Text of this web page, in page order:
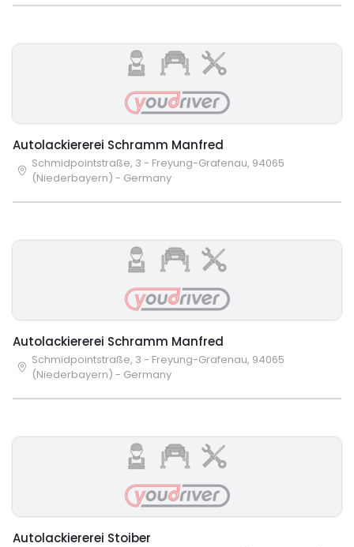
Autolackiererei Schramm Manfred
Schmidpointstraße, 3 - Freyung-Grafenau, 94065
(Niederbayern) - Germany
Autolackiererei Schramm Manfred
Schmidpointstraße, 3 - Freyung-Grafenau, 94065
(Niederbayern) - Germany
Autolackiererei Stoiber